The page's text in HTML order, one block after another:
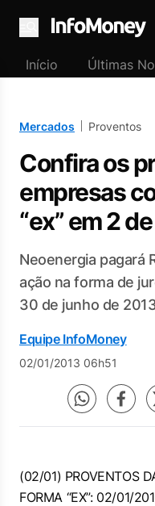
Menu
Início Últimas
Mercados Proventos
Confira os
empresas
“ex” em 2
Neoenergia pagará
ação na forma de
30 de junho de
Equipe InfoMoney
02/01/2013 06h51
(02/01) PROVENTOS
FORMA “EX”: 02/01/